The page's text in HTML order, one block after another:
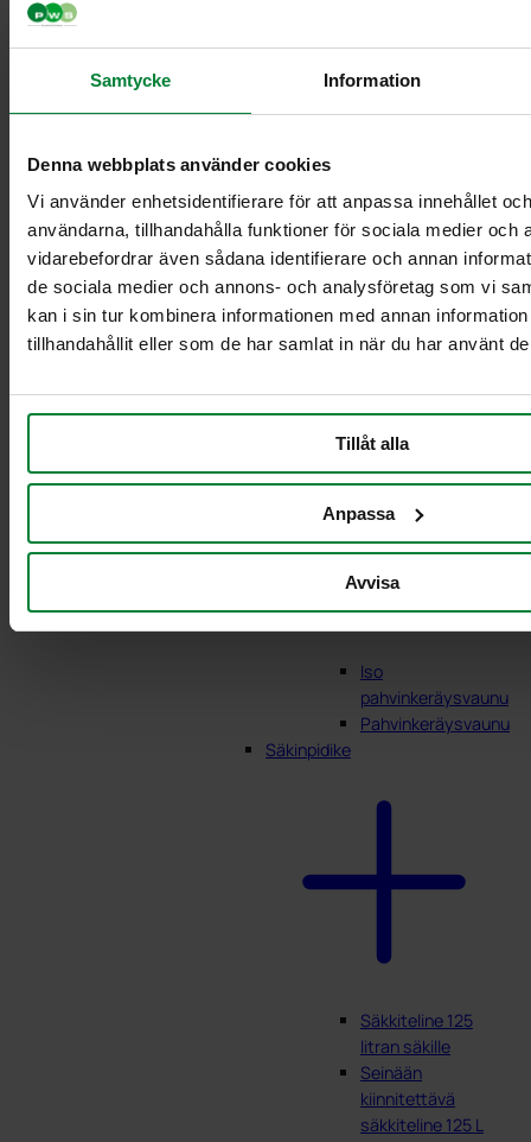
Samtycke Information
Denna webbplats använder cookies
Vi använder enhetsidentifierare för att anpassa innehållet
användarna, tillhandahålla funktioner för sociala medier och
vidarebefordrar även sådana identifierare och annan
de sociala medier och annons- och analysföretag som vi
kan i sin tur kombinera informationen med annan
tillhandahållit eller som de har samlat in när du har använt
Tillåt alla
Anpassa
Avvisa
Vaunut säiliöille 2
x 21-29L
Vaunut säiliöille 2
x 90 L
21-29L
Vaunut säiliöille 60
L
Vaunut säiliöille 90
Pahvinkeräysvaunu
Iso
pahvinkeräysvaunu
Pahvinkeräysvaunu
Säkinpidike
Säkkiteline 125
litran säkille
Seinään
kiinnitettävä
säkkiteline 125 L